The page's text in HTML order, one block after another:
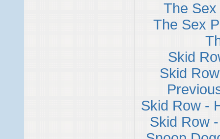
The
The Sex
Skid
Skid
Skid Row -
Skid Row